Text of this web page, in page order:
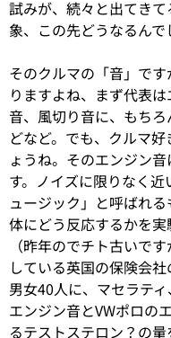
試みが、続々と出てき
象、この先どうなるんで
そのクルマの「音」で
りますよね、まず代表
音、風切り音に、もち
どなど。でも、クルマ
ょうね。そのエンジン
す。ノイズに限りなく
ュージック」と呼ばれ
体にどう反応するかを
（昨年のでチト古いで
している英国の保険会
男女40人に、マセラテ
エンジン音とVWポロの
るテストステロン？の